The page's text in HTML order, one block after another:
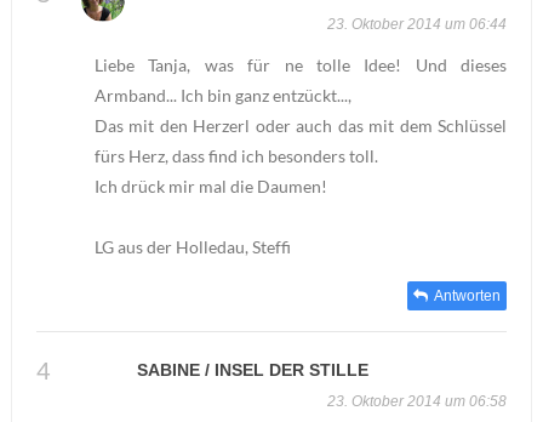
23. Oktober 2014 um 06:44
Liebe Tanja, was für ne tolle Idee! Und dieses
Armband... Ich bin ganz entzückt...,
Das mit den Herzerl oder auch das mit dem Schlüssel
fürs Herz, dass find ich besonders toll.
Ich drück mir mal die Daumen!
LG aus der Holledau, Steffi
Antworten
SABINE / INSEL DER STILLE
23. Oktober 2014 um 06:58